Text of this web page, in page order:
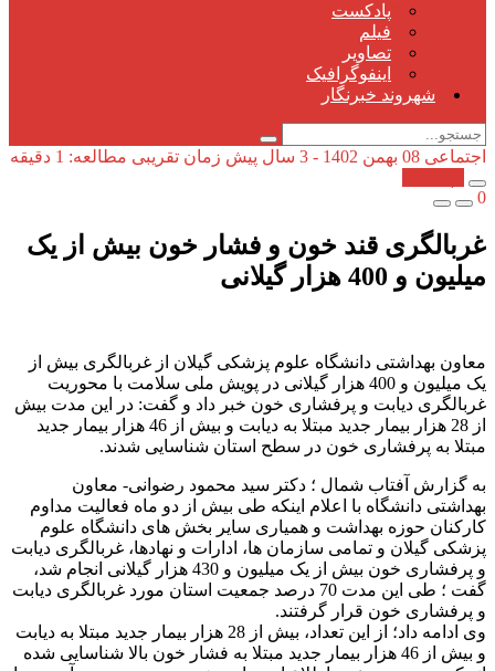
پادکست
فیلم
تصاویر
اینفوگرافیک
شهروند خبرنگار
اجتماعی 08 بهمن 1402 - 3 سال پیش
زمان تقریبی مطالعه: 1 دقیقه
0
غربالگری قند خون و فشار خون بیش از یک
میلیون و 400 هزار گیلانی
معاون بهداشتی دانشگاه علوم پزشکی گیلان از غربالگری بیش از
یک میلیون و 400 هزار گیلانی در پویش ملی سلامت با محوریت
غربالگری دیابت و پرفشاری خون خبر داد و گفت: در این مدت بیش
از 28 هزار بیمار جدید مبتلا به دیابت و بیش از 46 هزار بیمار جدید
مبتلا به پرفشاری خون در سطح استان شناسایی شدند.
به گزارش آفتاب شمال ؛ دکتر سید محمود رضوانی- معاون
بهداشتی دانشگاه با اعلام اینکه طی بیش از دو ماه فعالیت مداوم
کارکنان حوزه بهداشت و همیاری سایر بخش های دانشگاه علوم
پزشکی گیلان و تمامی سازمان ها، ادارات و نهادها، غربالگری دیابت
و پرفشاری خون بیش از یک میلیون و 430 هزار گیلانی انجام شد،
گفت ؛ طی این مدت 70 درصد جمعیت استان مورد غربالگری دیابت
و پرفشاری خون قرار گرفتند.
وی ادامه داد؛ از این تعداد، بیش از 28 هزار بیمار جدید مبتلا به دیابت
و بیش از 46 هزار بیمار جدید مبتلا به فشار خون بالا شناسایی شده